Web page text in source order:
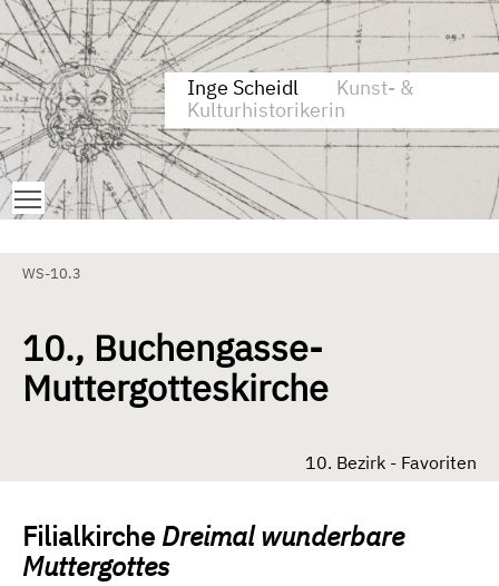
Zum Inhalt springen
Aktuelle Seite: 10., Buchengasse-Muttergotteskirche
Inge Scheidl
Kunst- &
Kulturhistorikerin
Toggle main menu visibility
WS-10.3
10., Buchengasse-
Muttergotteskirche
10. Bezirk - Favoriten
Filialkirche Dreimal wunderbare
Muttergottes